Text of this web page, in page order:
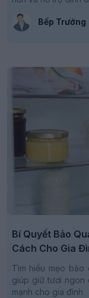
Bếp Trưởng
Bí Quyết Bảo
Cách Cho Gia
Tìm hiểu mẹo bảo
giúp giữ tươi ngon
mạnh cho gia đình